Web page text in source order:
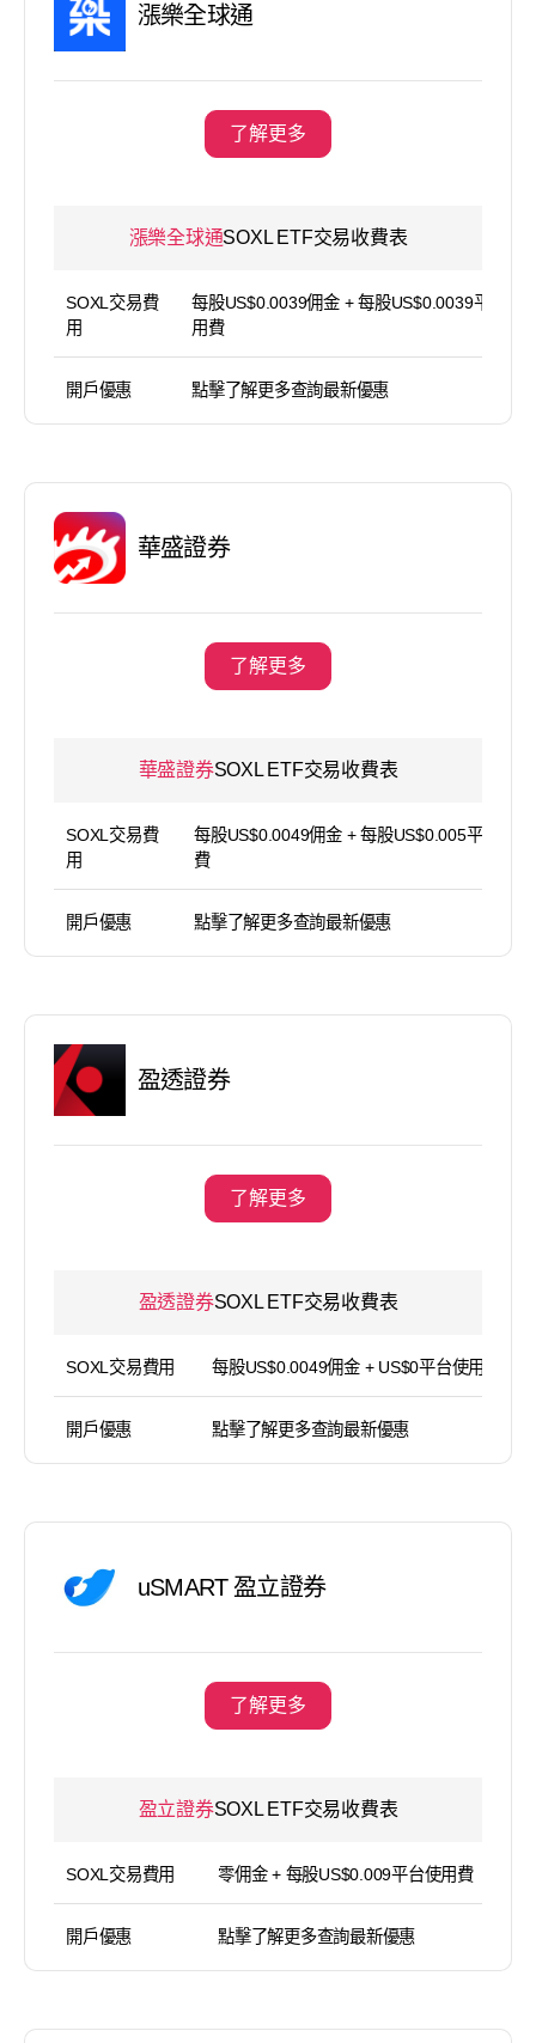
漲樂全球通
了解更多
漲樂全球通SOXL ETF交易收費表
SOXL交易費
用
每股US$0.0039佣金 + 每股US$0.0039平台使
用費
開戶優惠 點擊了解更多查詢最新優惠
華盛證券
了解更多
華盛證券SOXL ETF交易收費表
SOXL交易費
用
每股US$0.0049佣金 + 每股US$0.005平台使用
費
開戶優惠 點擊了解更多查詢最新優惠
盈透證券
了解更多
盈透證券SOXL ETF交易收費表
SOXL交易費用 每股US$0.0049佣金 + US$0平台使用費
開戶優惠 點擊了解更多查詢最新優惠
uSMART 盈立證券
了解更多
盈立證券SOXL ETF交易收費表
SOXL交易費用 零佣金 + 每股US$0.009平台使用費（
開戶優惠 點擊了解更多查詢最新優惠